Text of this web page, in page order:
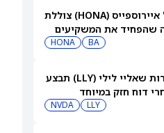
מניית האניוול איירוספייס (HONA) צוללת
שהפחיד את המשקיעים
BA
HONA
השמועות גוברות שאליי לילי (LLY) תבצע
דוח חזק במיוחד
LLY
NVDA